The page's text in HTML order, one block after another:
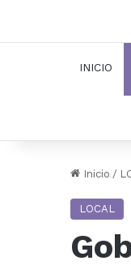
INICIO
Inicio /
LOCAL